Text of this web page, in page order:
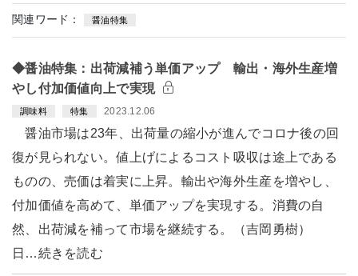
関連ワード： 醤油特集
◆醤油特集：出荷減補う単価アップ 輸出・海外生産増
やし付加価値向上で実現
調味料 特集 2023.12.06
醤油市場は23年、出荷量の縮小が進んでコロナ後の回
復が見られない。値上げによるコスト吸収は途上である
ものの、売価は着実に上昇。輸出や海外生産を増やし、
付加価値を高めて、単価アップを実現する。消費の自
然、出荷減を補って市場を継続する。（吉岡勇樹）
日…続きを読む